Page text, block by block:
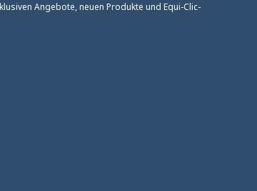
Angebote, neuen Produkte und Equi-Clic-